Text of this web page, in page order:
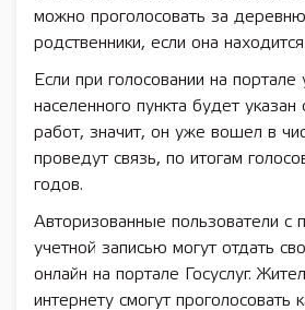
можно проголосовать за
родственники, если она
Если при голосовании на портале
населенного пункта будет указан
работ, значит, он уже вошел в
проведут связь, по итогам
годов.
Авторизованные пользователи с
учетной записью могут отдать
онлайн на портале Госуслуг.
интернету смогут проголосовать